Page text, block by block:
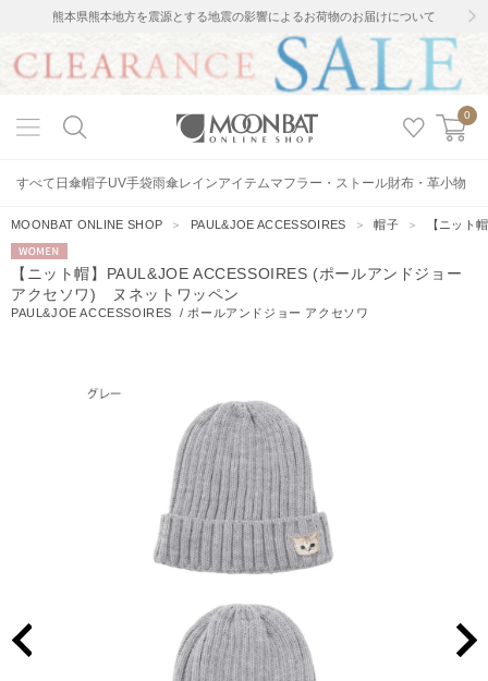
熊本県熊本地方を震源とする地震の影響によるお荷物のお届けについて
0
すべて 日傘帽子UV手袋雨傘レインアイテムマフラー・ストール財布・革小物
MOONBAT ONLINE SHOP ＞ PAUL&JOE ACCESSOIRES ＞帽子 ＞ 【ニット
WOMEN
【ニット帽】PAUL&JOE ACCESSOIRES (ポールアンドジョー
アクセソワ) ヌネットワッペン
PAUL&JOE ACCESSOIRES / ポールアンドジョー アクセソワ